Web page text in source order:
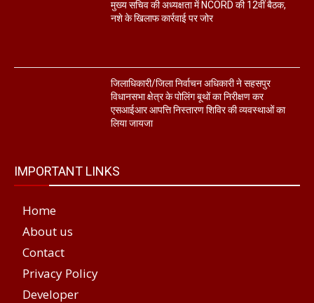
मुख्य सचिव की अध्यक्षता में NCORD की 12वीं बैठक,
नशे के खिलाफ कार्रवाई पर जोर
जिलाधिकारी/जिला निर्वाचन अधिकारी ने सहसपुर
विधानसभा क्षेत्र के पोलिंग बूथों का निरीक्षण कर
एसआईआर आपत्ति निस्तारण शिविर की व्यवस्थाओं का
लिया जायजा
IMPORTANT LINKS
Home
About us
Contact
Privacy Policy
Developer